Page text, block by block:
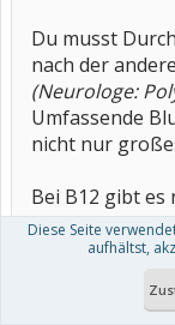
Du musst
nach der
(Neurologe:
Umfassende
nicht nur
Bei B12 gibt
verlässlichen
(im Blut
Diese Seite
aufhältst,